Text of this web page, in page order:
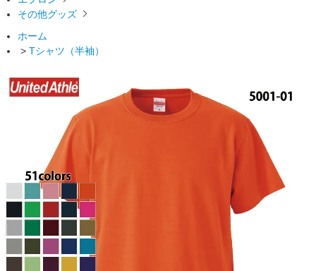
その他グッズ
ホーム
> Tシャツ（半袖）